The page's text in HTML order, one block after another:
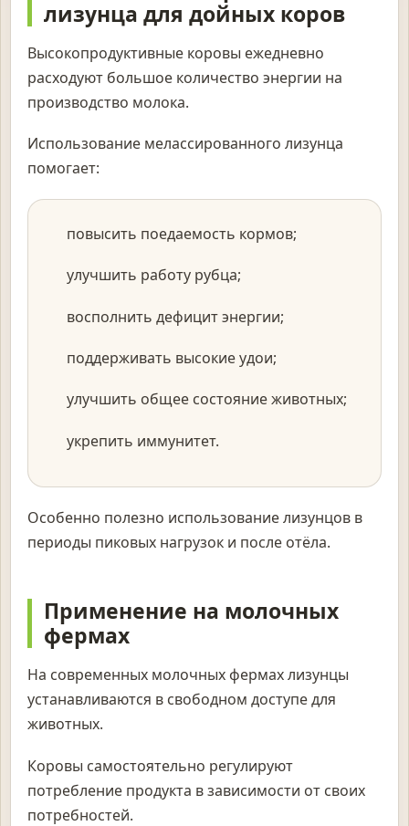
лизунца для дойных коров
Высокопродуктивные коровы ежедневно
расходуют большое количество энергии на
производство молока.
Использование мелассированного лизунца
помогает:
повысить поедаемость кормов;
улучшить работу рубца;
восполнить дефицит энергии;
поддерживать высокие удои;
улучшить общее состояние животных;
укрепить иммунитет.
Особенно полезно использование лизунцов в
периоды пиковых нагрузок и после отёла.
Применение на молочных
фермах
На современных молочных фермах лизунцы
устанавливаются в свободном доступе для
животных.
Коровы самостоятельно регулируют
потребление продукта в зависимости от своих
потребностей.